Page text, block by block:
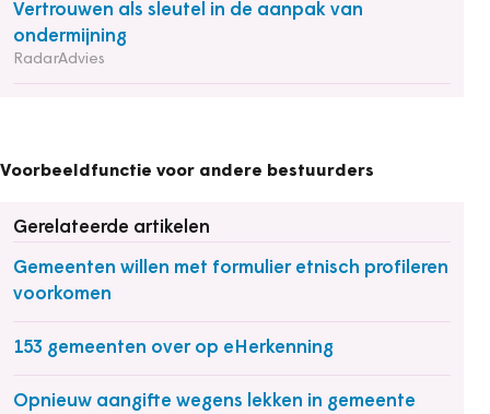
Vertrouwen als sleutel in de aanpak van
ondermijning
RadarAdvies
Voorbeeldfunctie voor andere bestuurders
Gerelateerde artikelen
Gemeenten willen met formulier etnisch profileren
voorkomen
153 gemeenten over op eHerkenning
Opnieuw aangifte wegens lekken in gemeente